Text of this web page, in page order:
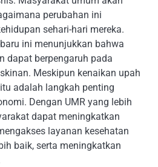
perubahan ini
sehari-hari mereka.
ini menunjukkan bahwa
dapat berpengaruh pada
Meskipun kenaikan upah
adalah langkah penting
Dengan UMR yang lebih
dapat meningkatkan
layanan kesehatan
baik, serta meningkatkan